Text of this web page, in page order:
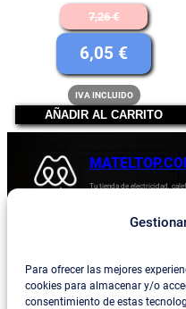
Para ofrecer las mejores
cookies para almacenar y/o
consentimiento de estas
7,26€
El
precio
original
era:
7,26
6,05€
El
precio
es:
6,05
IVA INCLUIDO
AÑADIR AL CARRITO
Tu tienda de electricidad,
Blog